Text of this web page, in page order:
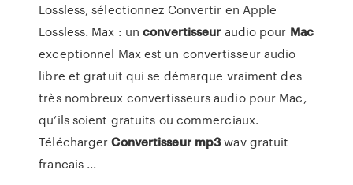
Lossless, sélectionnez Convertir en Apple
Lossless. Max : unconvertisseur audio pour Mac
exceptionnel Max est un convertisseur audio
libre et gratuit qui se démarque vraiment des
très nombreux convertisseurs audio pour Mac,
qu’ils soient gratuits ou commerciaux.
TéléchargerConvertisseur mp3wav gratuit
francais ...